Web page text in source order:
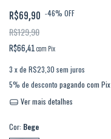
R$69,90 -46% OFF
R$129,90
R$66,41com Pix
3 x de R$23,30 sem juros
5% de desconto pagando com Pix
Ver mais detalhes
Cor: Bege